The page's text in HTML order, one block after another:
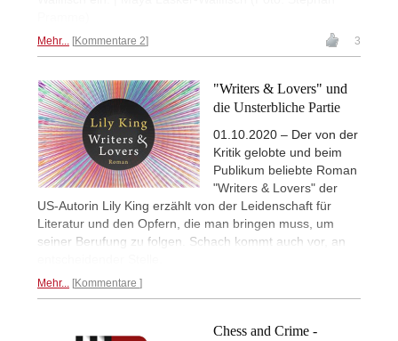
Mehr... Kommentare 2 3
"Writers & Lovers" und
die Unsterbliche Partie
01.10.2020 – Der von der
Kritik gelobte und beim
Publikum beliebte Roman
"Writers & Lovers" der
US-Autorin Lily King erzählt von der Leidenschaft für
Literatur und den Opfern, die man bringen muss, um
seiner Berufung zu folgen. Schach kommt auch vor, an
Mehr... Kommentare
Chess and Crime -